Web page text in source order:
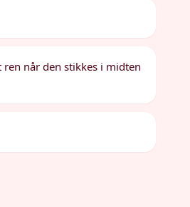
når den stikkes i midten